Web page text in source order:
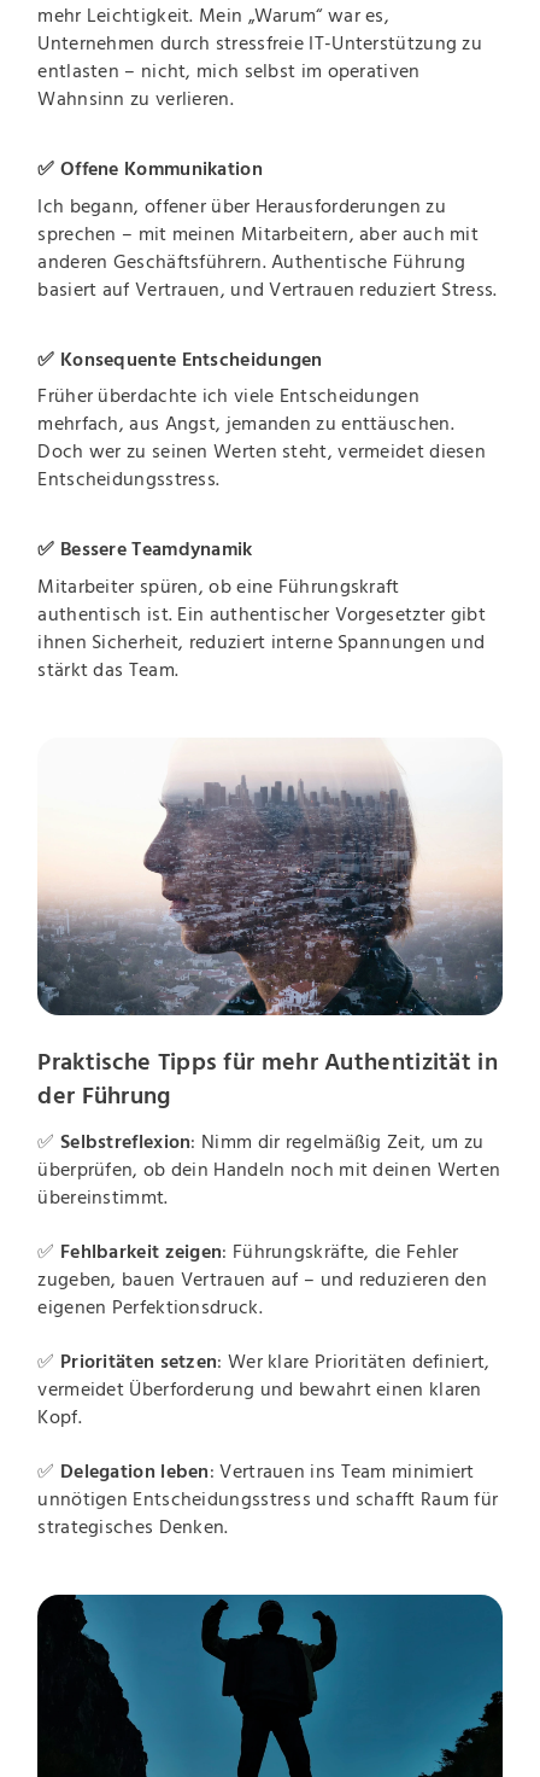
mehr Leichtigkeit. Mein „Warum“ war es,
Unternehmen durch stressfreie IT-Unterstützung zu
entlasten – nicht, mich selbst im operativen
Wahnsinn zu verlieren.
✅ Offene Kommunikation
Ich begann, offener über Herausforderungen zu
sprechen – mit meinen Mitarbeitern, aber auch mit
anderen Geschäftsführern. Authentische Führung
basiert auf Vertrauen, und Vertrauen reduziert Stress.
✅ Konsequente Entscheidungen
Früher überdachte ich viele Entscheidungen
mehrfach, aus Angst, jemanden zu enttäuschen.
Doch wer zu seinen Werten steht, vermeidet diesen
Entscheidungsstress.
✅ Bessere Teamdynamik
Mitarbeiter spüren, ob eine Führungskraft
authentisch ist. Ein authentischer Vorgesetzter gibt
ihnen Sicherheit, reduziert interne Spannungen und
stärkt das Team.
Praktische Tipps für mehr Authentizität in
der Führung
✅ Selbstreflexion: Nimm dir regelmäßig Zeit, um zu
überprüfen, ob dein Handeln noch mit deinen Werten
übereinstimmt.
✅ Fehlbarkeit zeigen: Führungskräfte, die Fehler
zugeben, bauen Vertrauen auf – und reduzieren den
eigenen Perfektionsdruck.
✅ Prioritäten setzen: Wer klare Prioritäten definiert,
vermeidet Überforderung und bewahrt einen klaren
Kopf.
✅ Delegation leben: Vertrauen ins Team minimiert
unnötigen Entscheidungsstress und schafft Raum für
strategisches Denken.